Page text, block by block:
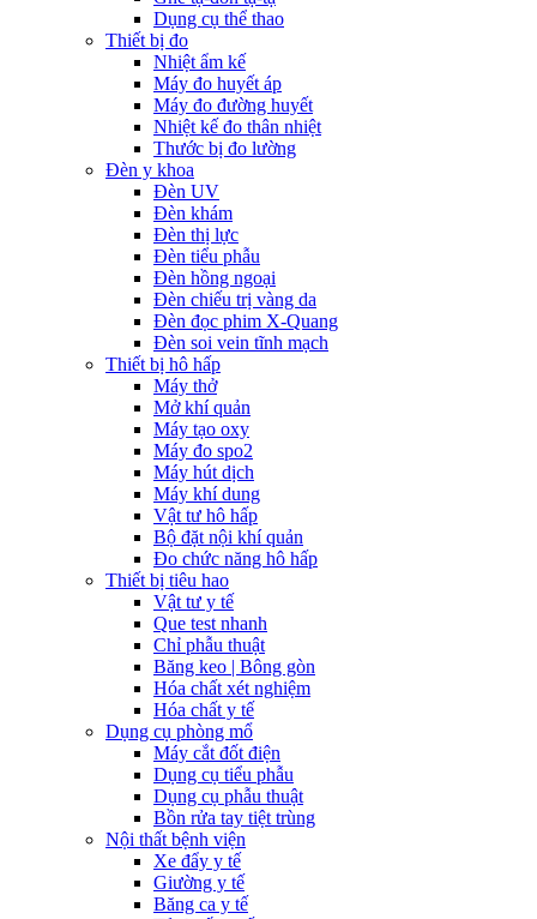
Dụng cụ thể thao
Thiết bị đo
Nhiệt ẩm kế
Máy đo huyết áp
Máy đo đường huyết
Nhiệt kế đo thân nhiệt
Thước bị đo lường
Đèn y khoa
Đèn UV
Đèn khám
Đèn thị lực
Đèn tiểu phẫu
Đèn hồng ngoại
Đèn chiếu trị vàng da
Đèn đọc phim X-Quang
Đèn soi vein tĩnh mạch
Thiết bị hô hấp
Máy thở
Mở khí quản
Máy tạo oxy
Máy đo spo2
Máy hút dịch
Máy khí dung
Vật tư hô hấp
Bộ đặt nội khí quản
Đo chức năng hô hấp
Thiết bị tiêu hao
Vật tư y tế
Que test nhanh
Chỉ phẫu thuật
Băng keo | Bông gòn
Hóa chất xét nghiệm
Hóa chất y tế
Dụng cụ phòng mổ
Máy cắt đốt điện
Dụng cụ tiểu phẫu
Dụng cụ phẫu thuật
Bồn rửa tay tiệt trùng
Nội thất bệnh viện
Xe đẩy y tế
Giường y tế
Băng ca y tế